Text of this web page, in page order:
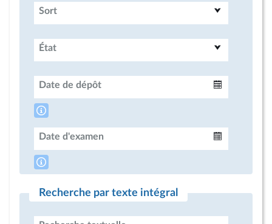
Sort
État
Date de dépôt
Date d'examen
Recherche par texte intégral